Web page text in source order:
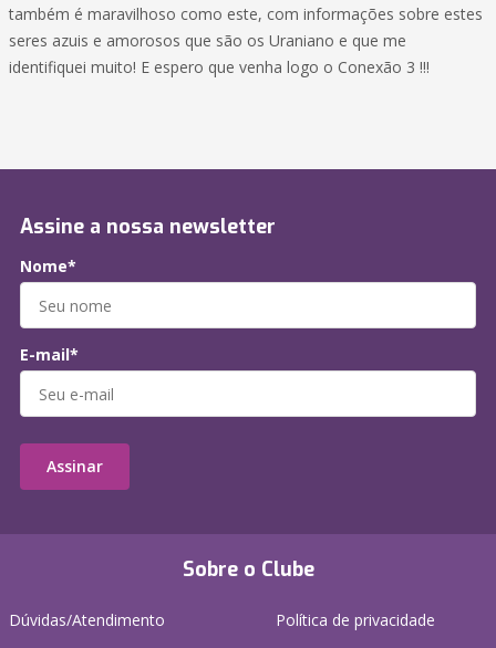
também é maravilhoso como este, com informações sobre estes
seres azuis e amorosos que são os Uraniano e que me
identifiquei muito! E espero que venha logo o Conexão 3 !!!
Sobre o Clube
Dúvidas/Atendimento
Política de privacidade
Assine a nossa newsletter
Nome*
E-mail*
Assinar